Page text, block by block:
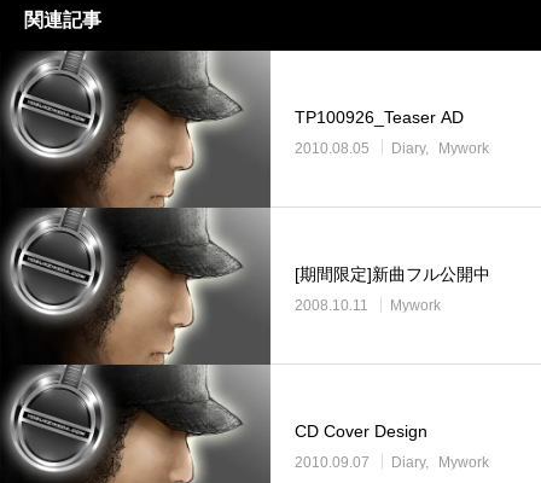
関連記事
TP100926_Teaser AD
2010.08.05 Diary Mywork
[期間限定]新曲フル公開中
2008.10.11 Mywork
CD Cover Design
2010.09.07 Diary Mywork